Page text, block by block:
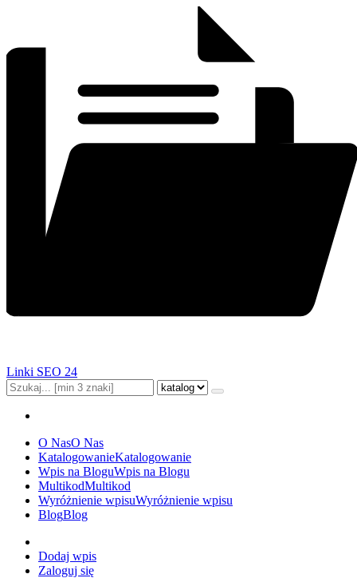
Linki SEO 24
O NasO Nas
KatalogowanieKatalogowanie
Wpis na BloguWpis na Blogu
MultikodMultikod
Wyróżnienie wpisuWyróżnienie wpisu
BlogBlog
Dodaj wpis
Zaloguj się